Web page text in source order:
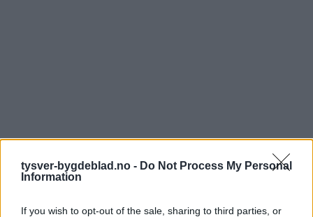
tysver-bygdeblad.no - Do Not Process My Personal
Information
If you wish to opt-out of the sale, sharing to third parties, or